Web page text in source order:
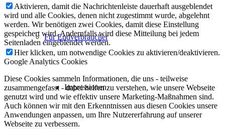
Für Endverbraucher
Impressionen
Aktivieren, damit die Nachrichtenleiste dauerhaft ausgeblendet
wird und alle Cookies, denen nicht zugestimmt wurde, abgelehnt
werden. Wir benötigen zwei Cookies, damit diese Einstellung
gespeichert wird. Andernfalls wird diese Mitteilung bei jedem
Seitenladen eingeblendet werden.
Hier klicken, um notwendige Cookies zu aktivieren/deaktivieren.
Google Analytics Cookies
Diese Cookies sammeln Informationen, die uns - teilweise
zusammengefasst - dabei helfen zu verstehen, wie unsere Webseite
genutzt wird und wie effektiv unsere Marketing-Maßnahmen sind.
Auch können wir mit den Erkenntnissen aus diesen Cookies unsere
Anwendungen anpassen, um Ihre Nutzererfahrung auf unserer
Webseite zu verbessern.